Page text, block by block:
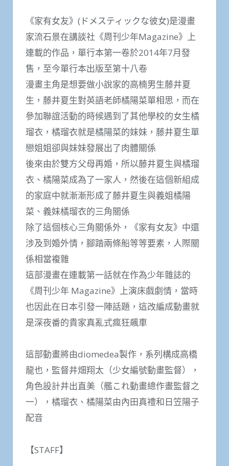
《家有女友》(ドメスティックな彼女)是漫畫
家流石景在講談社《周刊少年Magazine》上
連載的作品，單行本第一卷於2014年7月發
售，至今單行本出版至第十八卷
漫畫主角是想要做小說家的高楠男生藤井夏
生，藤井夏生對英語老師橘陽菜單相思，而在
參加聯誼活動的時候遇到了其他學校的女生橘
瑠衣，橘瑠衣就是橘陽菜的妹妹，藤井夏生單
戀姐姐卻與妹妹發展出了肉體關係
後來由於雙方父母再婚，所以藤井夏生與橘瑠
衣、橘陽菜成為了一家人，然後在這個新組成
的家庭中就漸漸形成了藤井夏生與義姐橘陽
菜、義妹橘瑠衣的三角關係
除了這個核心三角關係外，《家有女友》中還
涉及到婚外情，腳踏兩條船等等要素，人際關
係相當複雜
這部漫畫在連載第一話就在作為少年雜誌的
《周刊少年 Magazine》上演床戲劇情，當時
也因此在日本引發一陣話題，這改編成動畫就
是深夜番的貴家真亂式瘋狂飆車
這部動畫將由diomedea製作，系列構成高橋
龍也，監督井畑翔太（少女編號動畫監督），
角色設計井出直美（艦これ動畫總作畫監督之
一），橘瑠衣、橘陽菜由內田真禮和日笠陽子
配音
【STAFF】